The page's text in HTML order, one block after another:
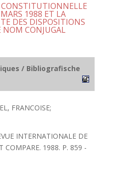
CONSTITUTIONNELLE
1988 ET LA
DES DISPOSITIONS
NOM CONJUGAL
/ Bibliografische
FRANCOISE;
INTERNATIONALE DE
COMPARE. 1988. P. 859 -